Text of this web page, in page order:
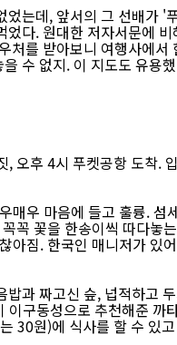
는데, 앞서의 그 선배가 '
다. 원대한 저자서문에
처를 받아보니 여행사에서
수 없지. 이 지도도 유용
오후 4시 푸켓공항 도착.
매우 마음에 들고 훌륭. 섬
꼭 꽃을 한송이씩 따다놓
아짐. 한국인 매니저가 있
과 짜고신 슾, 넙적하고
이구동성으로 추천해준 까
30원)에 식사를 할 수 있